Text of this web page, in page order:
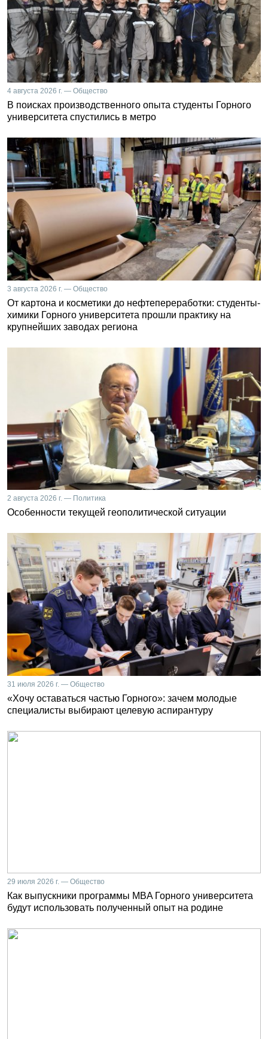
4 августа 2026 г. — Общество
В поисках производственного опыта студенты Горного
университета спустились в метро
3 августа 2026 г. — Общество
От картона и косметики до нефтепереработки: студенты-
химики Горного университета прошли практику на
крупнейших заводах региона
2 августа 2026 г. — Политика
Особенности текущей геополитической ситуации
31 июля 2026 г. — Общество
«Хочу оставаться частью Горного»: зачем молодые
специалисты выбирают целевую аспирантуру
29 июля 2026 г. — Общество
Как выпускники программы MBA Горного университета
будут использовать полученный опыт на родине